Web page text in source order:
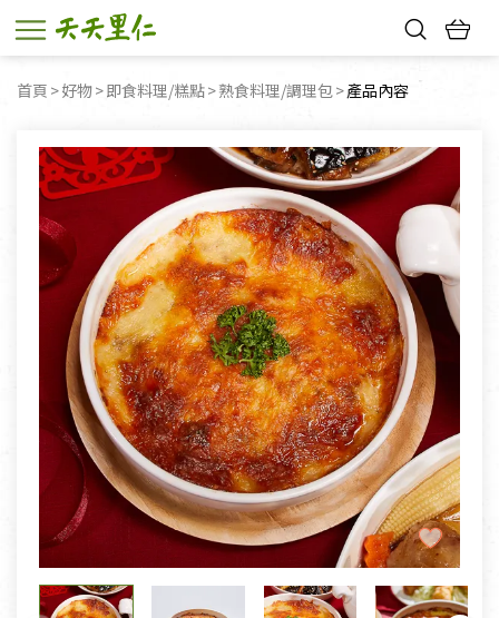
首頁 好物 即食料理/糕點 熟食料理/調理包 目前頁面：
產品內容